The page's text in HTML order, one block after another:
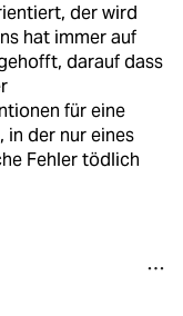
der wird
hat immer auf
darauf dass
für eine
in der nur eines
Fehler tödlich